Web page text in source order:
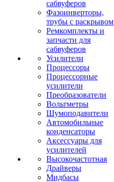
сабвуферов
Фазоинверторы,
трубы с раскрывом
Ремкомплекты и
запчасти для
сабвуферов
Усилители
Процессоры
Процессорные
усилители
Преобразователи
Вольтметры
Шумоподавители
Автомобильные
конденсаторы
Аксессуары для
усилителей
Высокочастотная
Драйверы
Мидбасы